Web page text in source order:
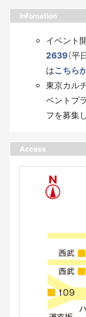
Infomation
イベント
2639（
はこちら
東京カル
ベントプ
フを募集
Access